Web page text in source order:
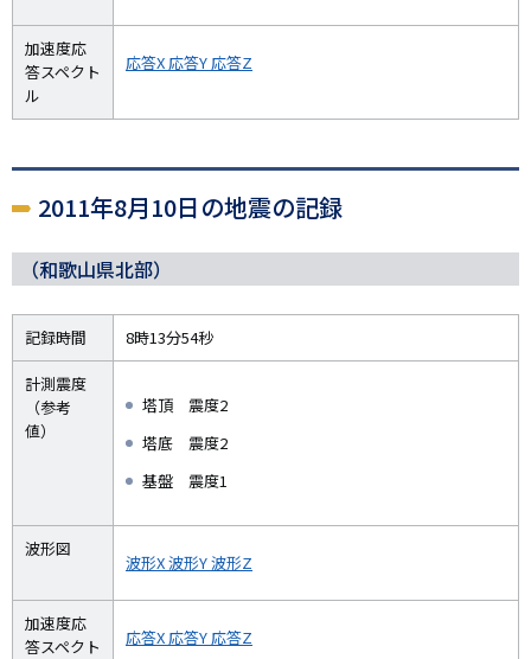
加速度応
答スペクト
ル
応答X 応答Y 応答Z
2011年8月10日の地震の記録
（和歌山県北部）
記録時間 8時13分54秒
計測震度
（参考
値）
塔頂 震度2
塔底 震度2
基盤 震度1
波形図
波形X波形Y波形Z
加速度応
答スペクト
応答X 応答Y 応答Z